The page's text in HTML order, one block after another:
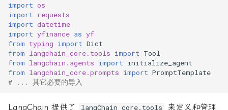
import os
import requests
import datetime
import yfinance as yf
from typing import Dict
from langchain_core.tools import Tool
from langchain.agents import initialize_agent
from langchain_core.prompts import PromptTemplate
# ... 其它必要的导入
LangChain 提供了 langChain_core.tools
来定义和管理